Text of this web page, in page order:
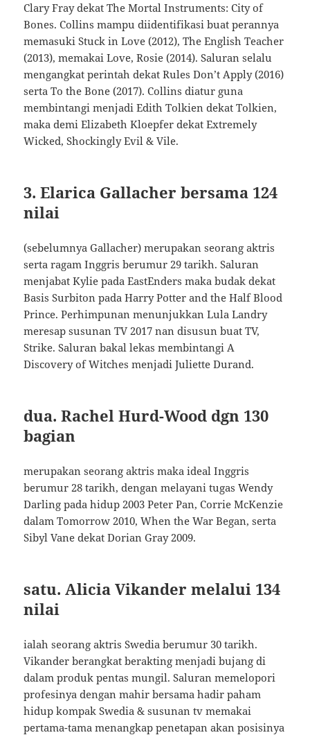
Clary Fray dekat The Mortal Instruments: City of
Bones. Collins mampu diidentifikasi buat perannya
memasuki Stuck in Love (2012), The English Teacher
(2013), memakai Love, Rosie (2014). Saluran selalu
mengangkat perintah dekat Rules Don’t Apply (2016)
serta To the Bone (2017). Collins diatur guna
membintangi menjadi Edith Tolkien dekat Tolkien,
maka demi Elizabeth Kloepfer dekat Extremely
Wicked, Shockingly Evil & Vile.
3. Elarica Gallacher bersama 124
nilai
(sebelumnya Gallacher) merupakan seorang aktris
serta ragam Inggris berumur 29 tarikh. Saluran
menjabat Kylie pada EastEnders maka budak dekat
Basis Surbiton pada Harry Potter and the Half Blood
Prince. Perhimpunan menunjukkan Lula Landry
meresap susunan TV 2017 nan disusun buat TV,
Strike. Saluran bakal lekas membintangi A
Discovery of Witches menjadi Juliette Durand.
dua. Rachel Hurd-Wood dgn 130
bagian
merupakan seorang aktris maka ideal Inggris
berumur 28 tarikh, dengan melayani tugas Wendy
Darling pada hidup 2003 Peter Pan, Corrie McKenzie
dalam Tomorrow 2010, When the War Began, serta
Sibyl Vane dekat Dorian Gray 2009.
satu. Alicia Vikander melalui 134
nilai
ialah seorang aktris Swedia berumur 30 tarikh.
Vikander berangkat berakting menjadi bujang di
dalam produk pentas mungil. Saluran memelopori
profesinya dengan mahir bersama hadir paham
hidup kompak Swedia & susunan tv memakai
pertama-tama menangkap penetapan akan posisinya